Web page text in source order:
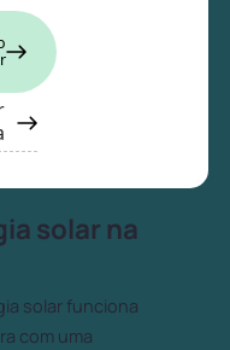
solar na
solar funciona
com uma